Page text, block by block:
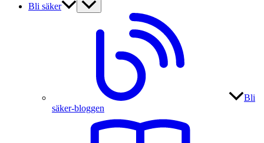
Bli säker
Bli
säker-bloggen